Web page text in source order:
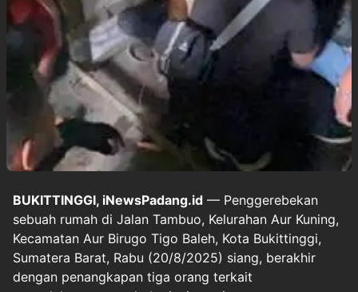
BUKITTINGGI, iNewsPadang.id — Penggerebekan
sebuah rumah di Jalan Tambuo, Kelurahan Aur Kuning,
Kecamatan Aur Birugo Tigo Baleh, Kota Bukittinggi,
Sumatera Barat, Rabu (20/8/2025) siang, berakhir
dengan penangkapan tiga orang terkait